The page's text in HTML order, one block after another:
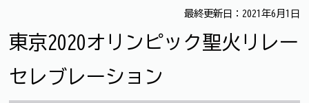
最終更新日：2021年6月1日
東京2020オリンピック聖火リレー
セレブレーション